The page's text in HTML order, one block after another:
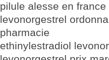
pilule alesse en
levonorgestrel
pharmacie
ethinylestradiol